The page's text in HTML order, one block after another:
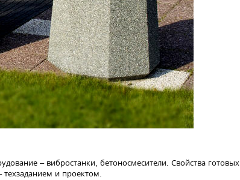
– вибростанки, бетоносмесители. Свойства готовых
техзаданием и проектом.